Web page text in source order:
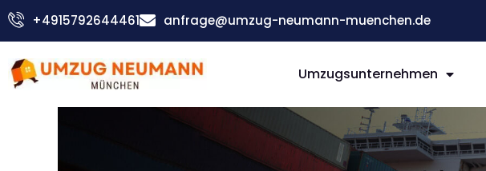
Zum
Inhalt
+4915792644461 anfrage@umzug-neumann-muenchen.de
Umzugsunternehmen